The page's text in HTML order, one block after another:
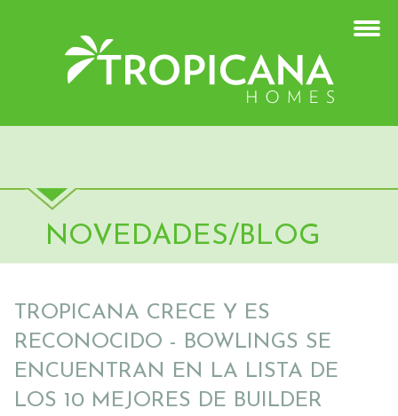
NOVEDADES/BLOG
TROPICANA CRECE Y ES
RECONOCIDO - BOWLINGS SE
ENCUENTRAN EN LA LISTA DE
LOS 10 MEJORES DE BUILDER